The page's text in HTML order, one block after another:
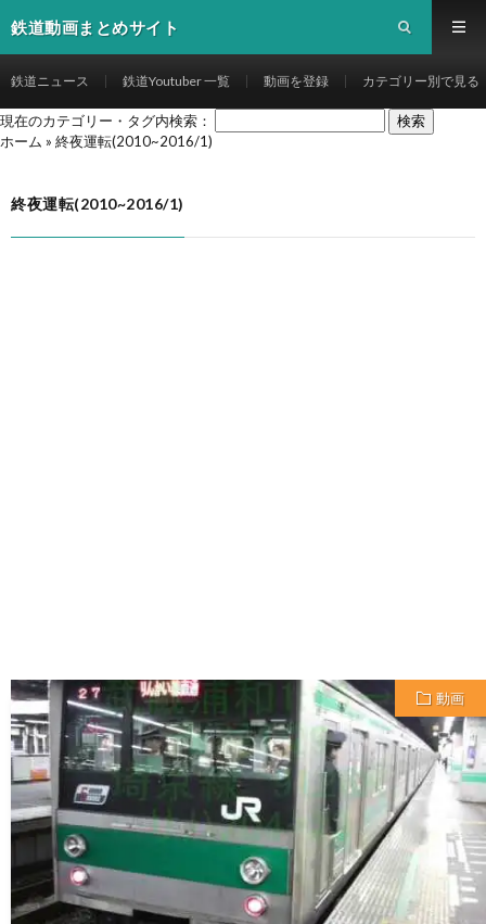
鉄道動画まとめサイト
鉄道ニュース 鉄道Youtuber 一覧 動画を登録 カテゴリー別で見る
現在のカテゴリー・タグ内検索：
ホーム » 終夜運転(2010~2016/1)
終夜運転(2010~2016/1)
動画